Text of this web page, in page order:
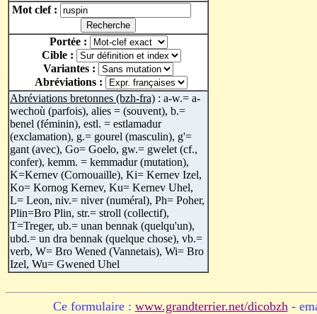
Mot clef :
Portée :
Cible :
Variantes :
Abréviations :
Abréviations bretonnes (bzh-fra) : a-w.= a-
wechoù (parfois), alies = (souvent), b.=
benel (féminin), estl. = estlamadur
(exclamation), g.= gourel (masculin), g'=
gant (avec), Go= Goelo, gw.= gwelet (cf.,
confer), kemm. = kemmadur (mutation),
K=Kernev (Cornouaille), Ki= Kernev Izel,
Ko= Kornog Kernev, Ku= Kernev Uhel,
L= Leon, niv.= niver (numéral), Ph= Poher,
Plin=Bro Plin, str.= stroll (collectif),
T=Treger, ub.= unan bennak (quelqu'un),
ubd.= un dra bennak (quelque chose), vb.=
verb, W= Bro Wened (Vannetais), Wi= Bro
Izel, Wu= Gwened Uhel
Ce formulaire : www.grandterrier.net/dicobzh-